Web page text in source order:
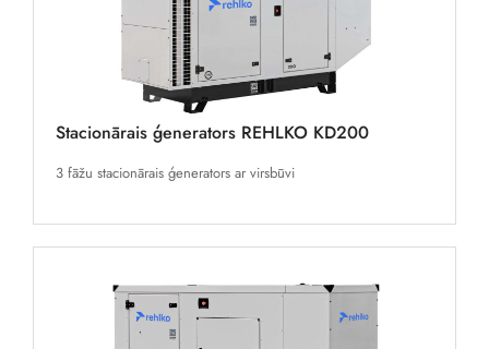
Stacionārais ģenerators REHLKO KD200
3 fāžu stacionārais ģenerators ar virsbūvi